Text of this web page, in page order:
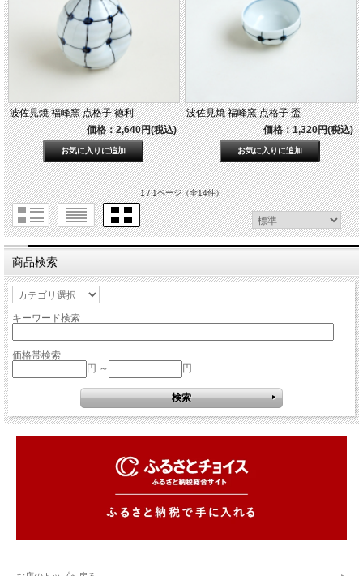
波佐見焼 福峰窯 点格子 徳利
価格：2,640円(税込)
波佐見焼 福峰窯 点格子 盃
価格：1,320円(税込)
1 / 1ページ（全14件）
商品検索
キーワード検索
価格帯検索
円 ～
円